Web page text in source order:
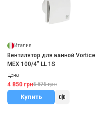
Италия
Вентилятор для ванной Vortice
MEX 100/4" LL 1S
Цена
4 850 грн5 875 грн
Купить